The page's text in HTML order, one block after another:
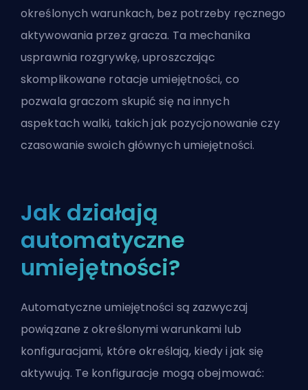
określonych warunkach, bez potrzeby ręcznego
aktywowania przez gracza. Ta mechanika
usprawnia rozgrywkę, uproszczając
skomplikowane rotacje umiejętności, co
pozwala graczom skupić się na innych
aspektach walki, takich jak pozycjonowanie czy
czasowanie swoich głównych umiejętności.
Jak działają
automatyczne
umiejętności?
Automatyczne umiejętności są zazwyczaj
powiązane z określonymi warunkami lub
konfiguracjami, które określają, kiedy i jak się
aktywują. Te konfiguracje mogą obejmować: